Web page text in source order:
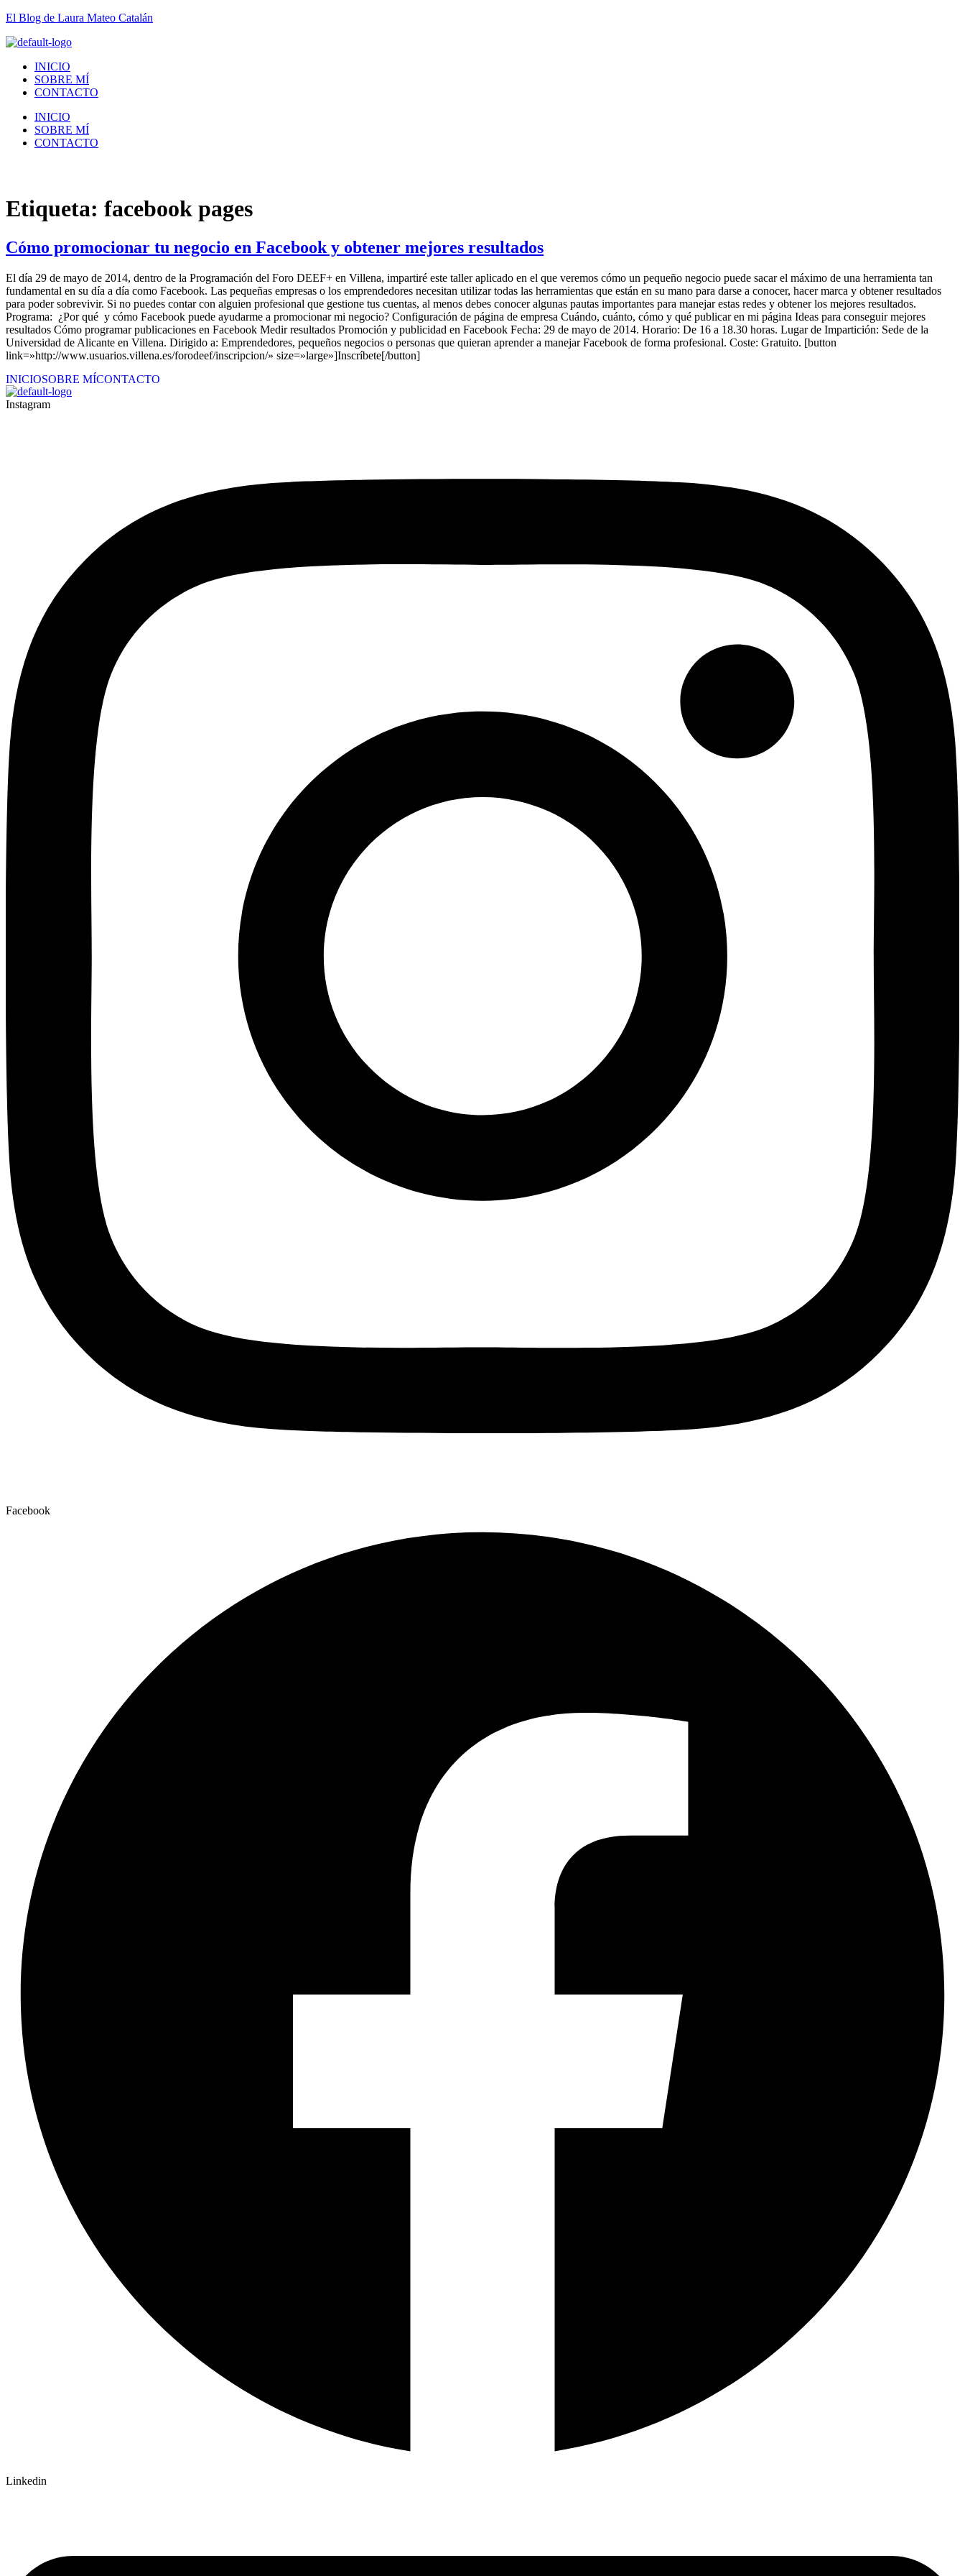
El Blog de Laura Mateo Catalán
INICIO
SOBRE MÍ
CONTACTO
INICIO
SOBRE MÍ
CONTACTO
Etiqueta: facebook pages
Cómo promocionar tu negocio en Facebook y obtener mejores resultados
El día 29 de mayo de 2014, dentro de la Programación del Foro DEEF+ en Villena, impartiré este taller aplicado en el que veremos cómo un pequeño negocio puede sacar el máximo de una herramienta tan
fundamental en su día a día como Facebook. Las pequeñas empresas o los emprendedores necesitan utilizar todas las herramientas que están en su mano para darse a conocer, hacer marca y obtener resultados
para poder sobrevivir. Si no puedes contar con alguien profesional que gestione tus cuentas, al menos debes conocer algunas pautas importantes para manejar estas redes y obtener los mejores resultados.
Programa: ¿Por qué y cómo Facebook puede ayudarme a promocionar mi negocio? Configuración de página de empresa Cuándo, cuánto, cómo y qué publicar en mi página Ideas para conseguir mejores
resultados Cómo programar publicaciones en Facebook Medir resultados Promoción y publicidad en Facebook Fecha: 29 de mayo de 2014. Horario: De 16 a 18.30 horas. Lugar de Impartición: Sede de la
Universidad de Alicante en Villena. Dirigido a: Emprendedores, pequeños negocios o personas que quieran aprender a manejar Facebook de forma profesional. Coste: Gratuito. [button
link=»http://www.usuarios.villena.es/forodeef/inscripcion/» size=»large»]Inscríbete[/button]
INICIOSOBRE MÍCONTACTO
Instagram
Facebook
Linkedin